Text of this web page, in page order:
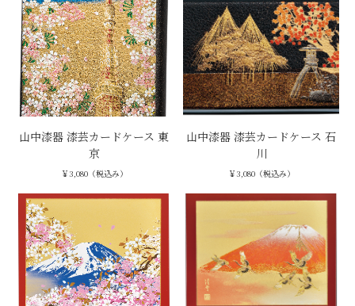
山中漆器 漆芸カードケース 東
京
￥3,080（税込み）
山中漆器 漆芸カードケース 石
川
￥3,080（税込み）